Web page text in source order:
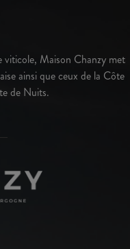
viticole, Maison Chanzy met
ainsi que ceux de la Côte
de Nuits.